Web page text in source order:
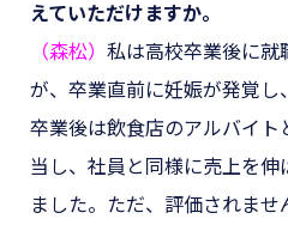
えていただけますか。
（森松） 私は高校卒業後に就
が、卒業直前に妊娠が発覚し
卒業後は飲食店のアルバイト
当し、社員と同様に売上を伸
ました。ただ、評価されませ